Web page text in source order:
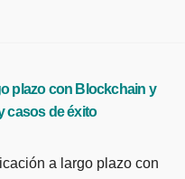
plazo con Blockchain y
casos de éxito
a largo plazo con